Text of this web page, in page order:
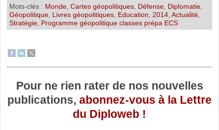
Mots-clés : Monde, Cartes géopolitiques, Défense, Diplomatie,
Géopolitique, Livres géopolitiques, Education 2014, Actualité,
Stratégie, Programme géopolitique classes prépa ECS
Pour ne rien rater de nos nouvelles
publications, abonnez-vous à la Lettre
du Diploweb !